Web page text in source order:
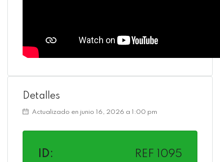
Detalles
Actualizado en junio 16, 2026 a 1:00 pm
ID:
REF 1095